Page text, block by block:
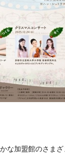
な加盟館のさま